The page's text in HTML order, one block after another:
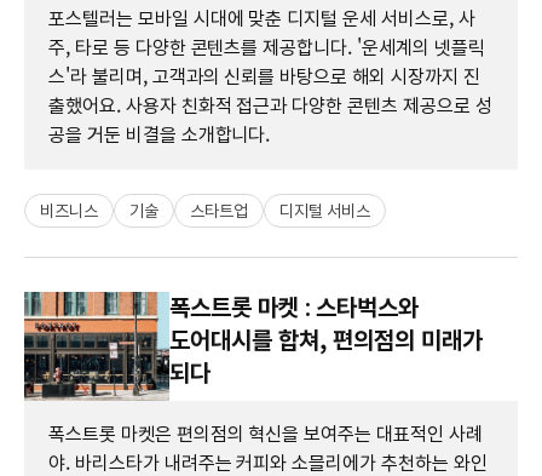
포스텔러는 모바일 시대에 맞춘 디지털 운세 서비스로, 사
주, 타로 등 다양한 콘텐츠를 제공합니다. '운세계의 넷플릭
스'라 불리며, 고객과의 신뢰를 바탕으로 해외 시장까지 진
출했어요. 사용자 친화적 접근과 다양한 콘텐츠 제공으로 성
공을 거둔 비결을 소개합니다.
비즈니스 기술 스타트업 디지털 서비스
폭스트롯 마켓 : 스타벅스와
도어대시를 합쳐, 편의점의 미래가
되다
폭스트롯 마켓은 편의점의 혁신을 보여주는 대표적인 사례
야. 바리스타가 내려주는 커피와 소믈리에가 추천하는 와인